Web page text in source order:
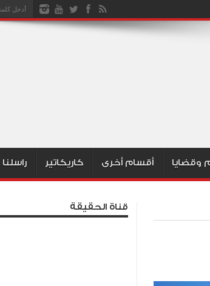
وقضايا أقسام أخرى كاريكاتير راسلنا
قناة الحقيقة